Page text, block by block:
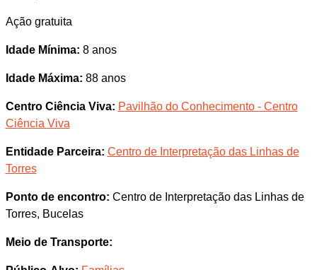
Ação gratuita
Idade Mínima: 8 anos
Idade Máxima: 88 anos
Centro Ciência Viva: Pavilhão do Conhecimento - Centro
Ciência Viva
Entidade Parceira: Centro de Interpretação das Linhas de
Torres
Ponto de encontro: Centro de Interpretação das Linhas de
Torres, Bucelas
Meio de Transporte: